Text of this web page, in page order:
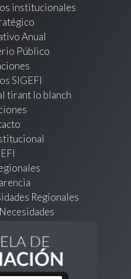
institucionales
Anual
Público
SIGEFI
tirant lo blanch
Regionales